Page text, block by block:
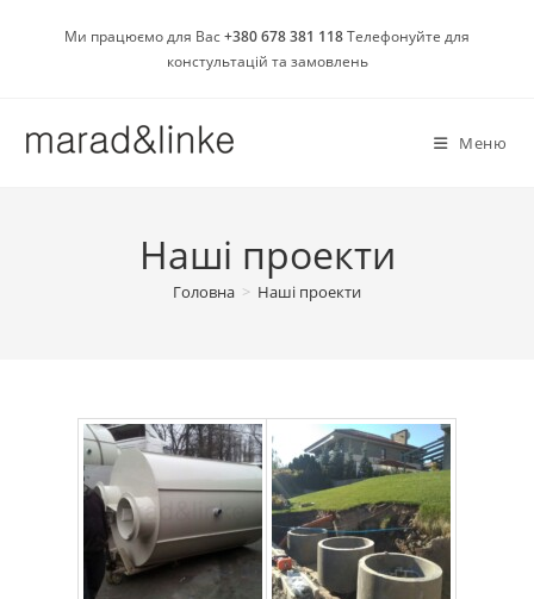
Ми працюємо для Вас+380 678 381 118Телефонуйте для
констультацій та замовлень
Меню
Наші проекти
Головна > Наші проекти